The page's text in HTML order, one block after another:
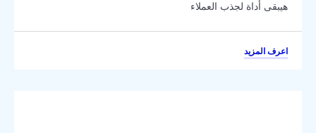
هيبقى أداة لجذب العملاء
اعرف المزيد